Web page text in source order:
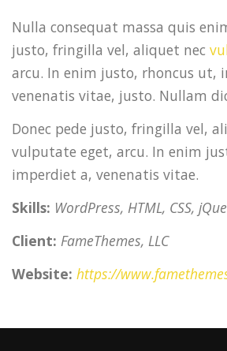
Nulla consequat massa quis
justo, fringilla vel, aliquet nec
arcu. In enim justo, rhoncus ut,
venenatis vitae, justo. Nullam
Donec pede justo, fringilla vel,
vulputate eget, arcu. In enim
imperdiet a, venenatis vitae.
Skills: WordPress, HTML, CSS,
Client: FameThemes, LLC
Website: https://